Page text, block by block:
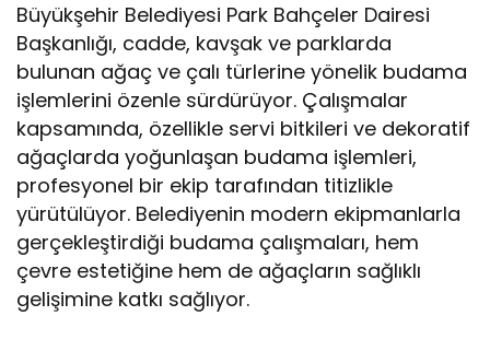
Büyükşehir Belediyesi Park Bahçeler Dairesi
Başkanlığı, cadde, kavşak ve parklarda
bulunan ağaç ve çalı türlerine yönelik budama
işlemlerini özenle sürdürüyor. Çalışmalar
kapsamında, özellikle servi bitkileri ve dekoratif
ağaçlarda yoğunlaşan budama işlemleri,
profesyonel bir ekip tarafından titizlikle
yürütülüyor. Belediyenin modern ekipmanlarla
gerçekleştirdiği budama çalışmaları, hem
çevre estetiğine hem de ağaçların sağlıklı
gelişimine katkı sağlıyor.